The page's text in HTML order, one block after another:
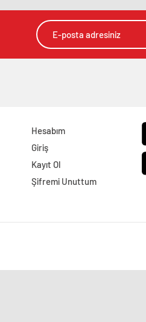
Hesabım
Giriş
Kayıt Ol
Şifremi Unuttum